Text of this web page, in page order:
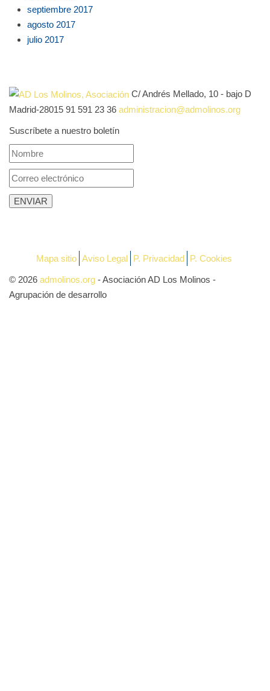
septiembre 2017
agosto 2017
julio 2017
C/ Andrés Mellado, 10 - bajo D
Madrid-28015 91 591 23 36 administracion@admolinos.org
Suscríbete a nuestro boletín
Mapa sitio Aviso Legal P. Privacidad P. Cookies
© 2026 admolinos.org - Asociación AD Los Molinos -
Agrupación de desarrollo